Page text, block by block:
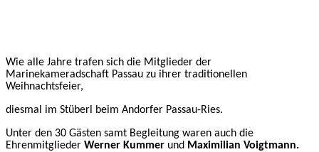
Wie alle Jahre trafen sich die Mitglieder der
Marinekameradschaft Passau zu ihrer traditionellen
Weihnachtsfeier,
diesmal im Stüberl beim Andorfer Passau-Ries.
Unter den 30 Gästen samt Begleitung waren auch die
Ehrenmitglieder Werner Kummer und Maximilian Voigtmann.